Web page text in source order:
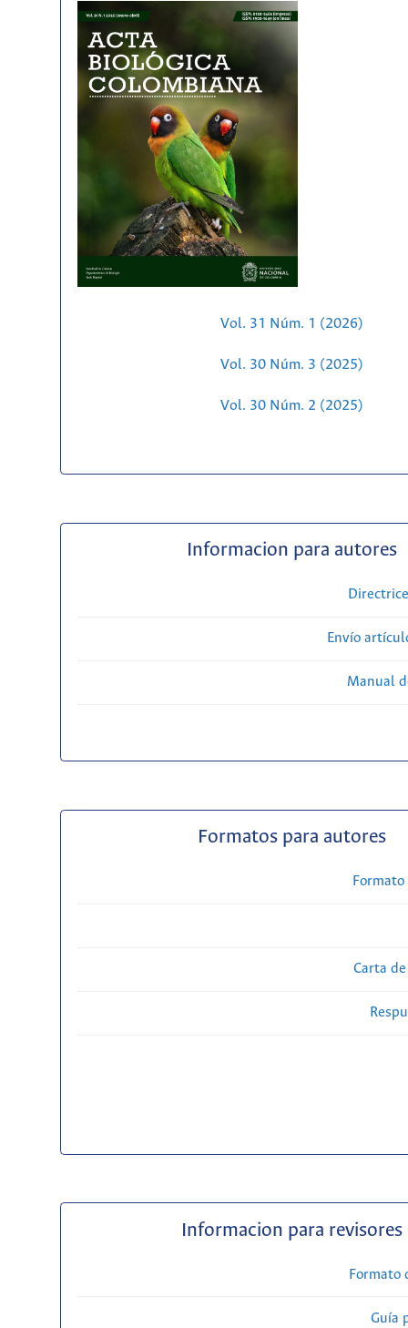
Vol. 31 Núm. 1 (2026)
Vol. 30 Núm. 3 (2025)
Vol. 30 Núm. 2 (2025)
Informacion para autores
Envío
Manual
Formatos para autores
Carta
Informacion para revisores
Formato
Guía